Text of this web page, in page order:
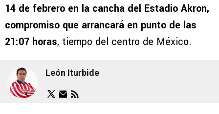
14 de febrero en la cancha del Estadio Akron,
compromiso que arrancará en punto de las
21:07 horas, tiempo del centro de México.
León Iturbide